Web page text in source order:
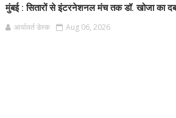
मुंबई : सितारों से इंटरनेशनल मंच तक डॉ. खोजा का
आर्यावर्त डेस्क Aug 06, 2026